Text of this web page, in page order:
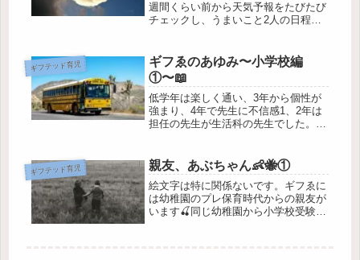
週間くらい前から天気予報をたびたび
チェックし、うまいこと2人の日程が
だった昨年まで毎回のように行事がか
ぶりそのたびに交互に出席したり、同
日...
ギフテッド育児
ギフゑのあゆみ〜小学校編
①〜📖
低学年は楽しく通い、3年から個性が
強まり、4年で先生に不信感1、2年は
担任の先生が生活科の先生でした。保
配の声も多く聞かれるぐらいやたらと
生活科の授業が多く、先生方がいつ
も...
ギフテッド育児 親友、あぶちゃん👶🐝①
絵文字は特に関係ないです。ギフゑに
は幼稚園のプレ保育時代からの親友が
います🍒同じ幼稚園から小学校受験し